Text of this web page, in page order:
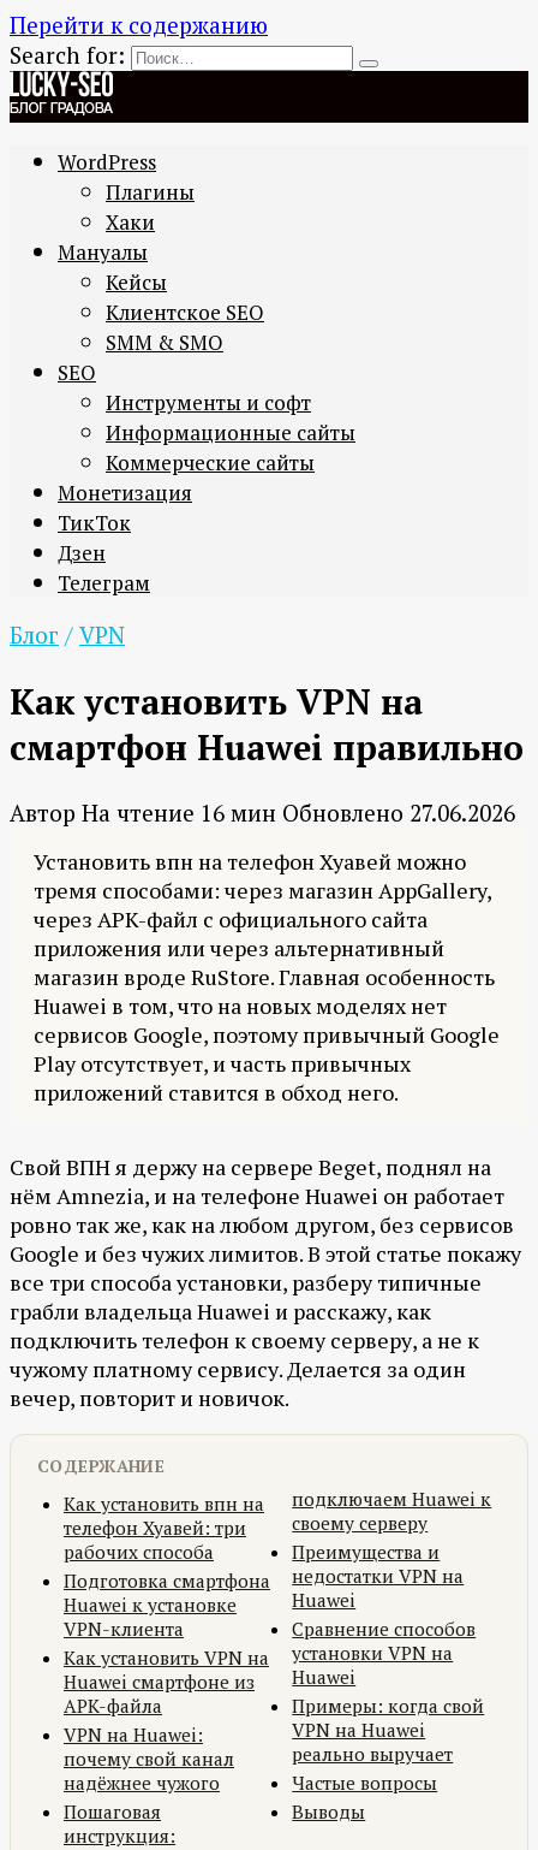
Перейти к содержанию
Search for:
WordPress
Плагины
Хаки
Мануалы
Кейсы
Клиентское SEO
SMM & SMO
SEO
Инструменты и софт
Информационные сайты
Коммерческие сайты
Монетизация
ТикТок
Дзен
Телеграм
Блог / VPN
Как установить VPN на
смартфон Huawei правильно
Автор На чтение 16 мин Обновлено 27.06.2026
Установить впн на телефон Хуавей можно
тремя способами: через магазин AppGallery,
через APK-файл с официального сайта
приложения или через альтернативный
магазин вроде RuStore. Главная особенность
Huawei в том, что на новых моделях нет
сервисов Google, поэтому привычный Google
Play отсутствует, и часть привычных
приложений ставится в обход него.
Свой ВПН я держу на сервере Beget, поднял на
нём Amnezia, и на телефоне Huawei он работает
ровно так же, как на любом другом, без сервисов
Google и без чужих лимитов. В этой статье покажу
все три способа установки, разберу типичные
грабли владельца Huawei и расскажу, как
подключить телефон к своему серверу, а не к
чужому платному сервису. Делается за один
вечер, повторит и новичок.
СОДЕРЖАНИЕ
Как установить впн на
телефон Хуавей: три
рабочих способа
Подготовка смартфона
Huawei к установке
VPN-клиента
Как установить VPN на
Huawei смартфоне из
APK-файла
VPN на Huawei:
почему свой канал
надёжнее чужого
Пошаговая
инструкция:
подключаем Huawei к
своему серверу
Преимущества и
недостатки VPN на
Huawei
Сравнение способов
установки VPN на
Huawei
Примеры: когда свой
VPN на Huawei
реально выручает
Частые вопросы
Выводы